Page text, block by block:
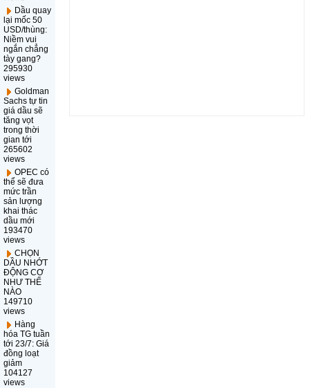
Dầu quay
lại mốc 50
USD/thùng:
Niềm vui
ngắn chẳng
tày gang?
295930
views
Goldman
Sachs tự tin
giá dầu sẽ
tăng vọt
trong thời
gian tới
265602
views
OPEC có
thể sẽ đưa
mức trần
sản lượng
khai thác
dầu mới
193470
views
CHỌN
DẦU NHỚT
ĐỘNG CƠ
NHƯ THẾ
NÀO
149710
views
Hàng
hóa TG tuần
tới 23/7: Giá
đồng loạt
giảm
104127
views